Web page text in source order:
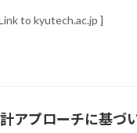
to kyutech.ac.jp ]
アプローチに基づ